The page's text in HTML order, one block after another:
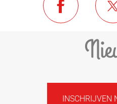
INSCHRIJVEN